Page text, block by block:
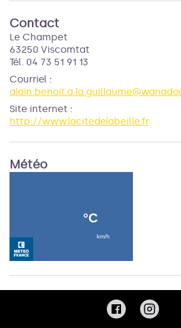
Contact
Le Champet
63250 Viscomtat
Tél. 04 73 51 91 13
Courriel :
Site internet :
http://www.lacitedelabeille.fr
Météo